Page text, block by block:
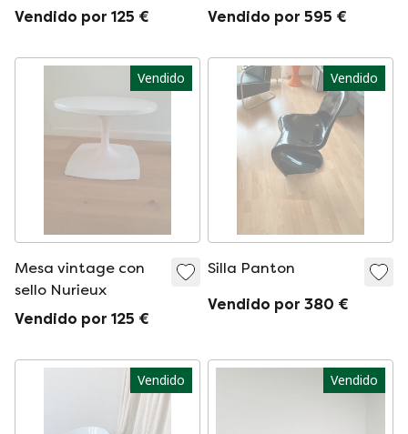
Vendido por 125 € Vendido por 595 €
Vendido
Mesa vintage con
sello Nurieux
Vendido por 125 €
Vendido
Silla Panton
Vendido por 380 €
Vendido Vendido